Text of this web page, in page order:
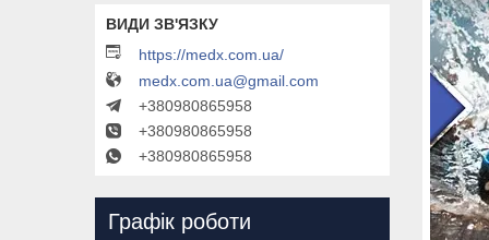
https://medx.com.ua/
medx.com.ua@gmail.com
+380980865958
+380980865958
+380980865958
Графік роботи